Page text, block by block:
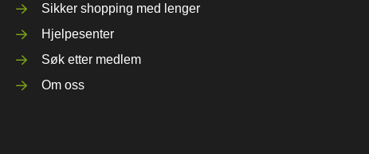
Sikker shopping med lenger
Hjelpesenter
Søk etter medlem
Om oss